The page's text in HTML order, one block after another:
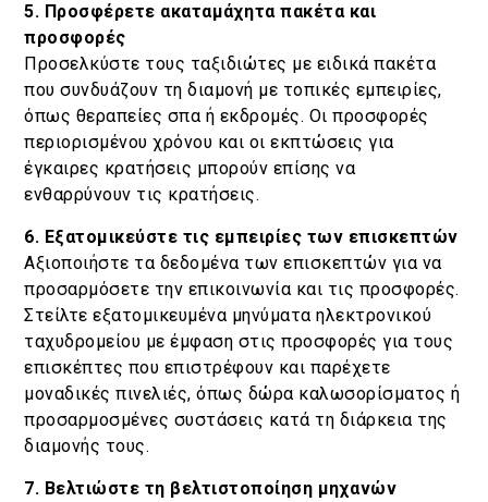
5. Προσφέρετε ακαταμάχητα πακέτα και
προσφορές
Προσελκύστε τους ταξιδιώτες με ειδικά πακέτα
που συνδυάζουν τη διαμονή με τοπικές εμπειρίες,
όπως θεραπείες σπα ή εκδρομές. Οι προσφορές
περιορισμένου χρόνου και οι εκπτώσεις για
έγκαιρες κρατήσεις μπορούν επίσης να
ενθαρρύνουν τις κρατήσεις.
6. Εξατομικεύστε τις εμπειρίες των επισκεπτών
Αξιοποιήστε τα δεδομένα των επισκεπτών για να
προσαρμόσετε την επικοινωνία και τις προσφορές.
Στείλτε εξατομικευμένα μηνύματα ηλεκτρονικού
ταχυδρομείου με έμφαση στις προσφορές για τους
επισκέπτες που επιστρέφουν και παρέχετε
μοναδικές πινελιές, όπως δώρα καλωσορίσματος ή
προσαρμοσμένες συστάσεις κατά τη διάρκεια της
διαμονής τους.
7. Βελτιώστε τη βελτιστοποίηση μηχανών